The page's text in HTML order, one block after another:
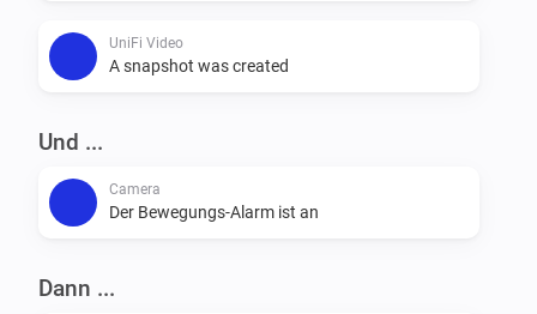
UniFi Video
A snapshot was created
Und ...
Camera
Der Bewegungs-Alarm ist an
Dann ...